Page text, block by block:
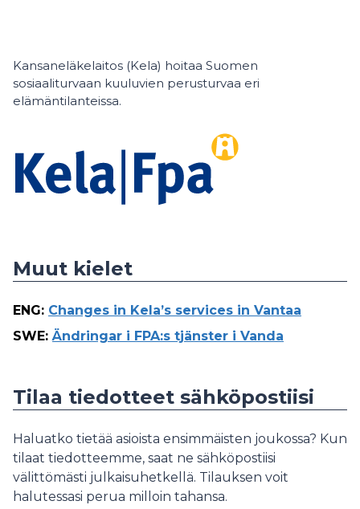
Kansaneläkelaitos (Kela) hoitaa Suomen
sosiaaliturvaan kuuluvien perusturvaa eri
elämäntilanteissa.
Muut kielet
ENG: Changes in Kela’s services in Vantaa
SWE: Ändringar i FPA:s tjänster i Vanda
Tilaa tiedotteet sähköpostiisi
Haluatko tietää asioista ensimmäisten joukossa? Kun
tilaat tiedotteemme, saat ne sähköpostiisi
välittömästi julkaisuhetkellä. Tilauksen voit
halutessasi perua milloin tahansa.